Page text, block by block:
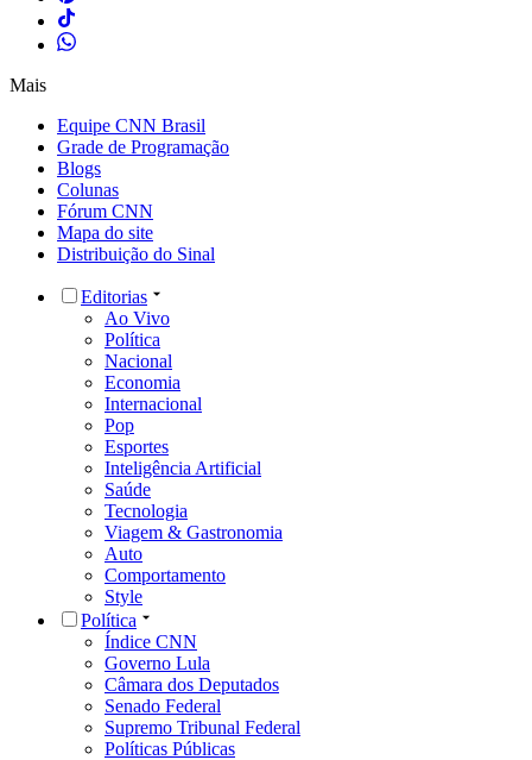
Mais
Equipe CNN Brasil
Grade de Programação
Blogs
Colunas
Fórum CNN
Mapa do site
Distribuição do Sinal
Editorias
Ao Vivo
Política
Nacional
Economia
Internacional
Pop
Esportes
Inteligência Artificial
Saúde
Tecnologia
Viagem & Gastronomia
Auto
Comportamento
Style
Política
Índice CNN
Governo Lula
Câmara dos Deputados
Senado Federal
Supremo Tribunal Federal
Políticas Públicas